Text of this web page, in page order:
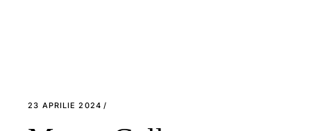
23 APRILIE 2024